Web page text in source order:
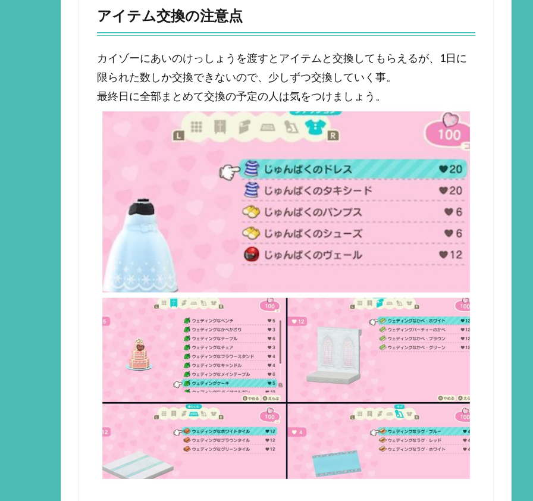
アイテム交換の注意点
カイゾーにあいのけっしょうを渡すとアイテムと交換してもらえるが、1日に
限られた数しか交換できないので、少しずつ交換していく事。
最終日に全部まとめて交換の予定の人は気をつけましょう。